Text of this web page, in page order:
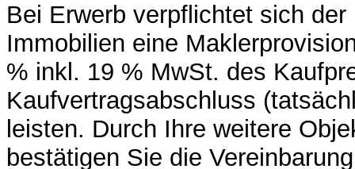
Bei Erwerb verpflichtet sich
Immobilien eine
% inkl. 19 % MwSt. des
Kaufvertragsabschluss
leisten. Durch Ihre weitere
bestätigen Sie die